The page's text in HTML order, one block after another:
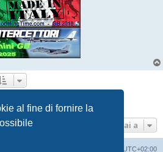
al fine di fornire la
Precedente
Vai a
UTC+02:00